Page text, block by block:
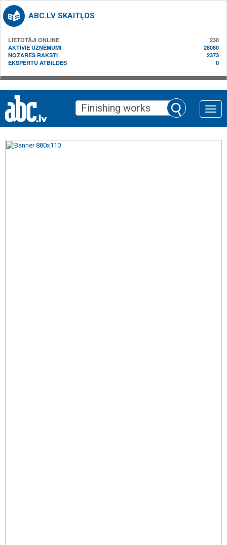
ABC.LV SKAITĻOS
LIETOTĀJI ONLINE
230
AKTĪVIE UZŅĒMUMI
28080
NOZARES RAKSTI
2373
EKSPERTU ATBILDES
0
Toggle